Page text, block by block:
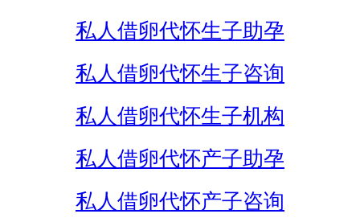
私人借卵代怀生子助孕
私人借卵代怀生子咨询
私人借卵代怀生子机构
私人借卵代怀产子助孕
私人借卵代怀产子咨询